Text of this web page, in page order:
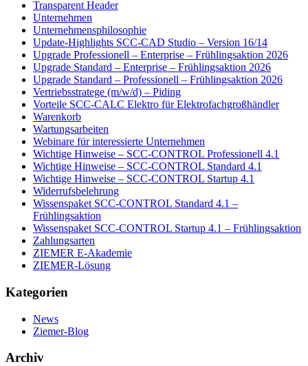
Transparent Header
Unternehmen
Unternehmensphilosophie
Update-Highlights SCC-CAD Studio – Version 16/14
Upgrade Professionell – Enterprise – Frühlingsaktion 2026
Upgrade Standard – Enterprise – Frühlingsaktion 2026
Upgrade Standard – Professionell – Frühlingsaktion 2026
Vertriebsstratege (m/w/d) – Piding
Vorteile SCC-CALC Elektro für Elektrofachgroßhändler
Warenkorb
Wartungsarbeiten
Webinare für interessierte Unternehmen
Wichtige Hinweise – SCC-CONTROL Professionell 4.1
Wichtige Hinweise – SCC-CONTROL Standard 4.1
Wichtige Hinweise – SCC-CONTROL Startup 4.1
Widerrufsbelehrung
Wissenspaket SCC-CONTROL Standard 4.1 –
Frühlingsaktion
Wissenspaket SCC-CONTROL Startup 4.1 – Frühlingsaktion
Zahlungsarten
ZIEMER E-Akademie
ZIEMER-Lösung
Kategorien
News
Ziemer-Blog
Archiv